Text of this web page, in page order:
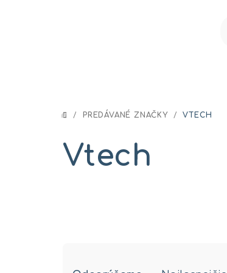
DOMOV
/ PREDÁVANÉ ZNAČKY / VTECH
Vtech